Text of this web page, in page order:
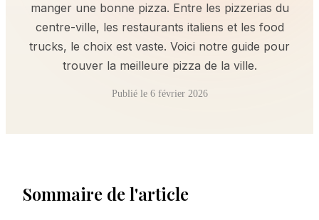
manger une bonne pizza. Entre les pizzerias du
centre-ville, les restaurants italiens et les food
trucks, le choix est vaste. Voici notre guide pour
trouver la meilleure pizza de la ville.
Publié le 6 février 2026
Sommaire de l'article